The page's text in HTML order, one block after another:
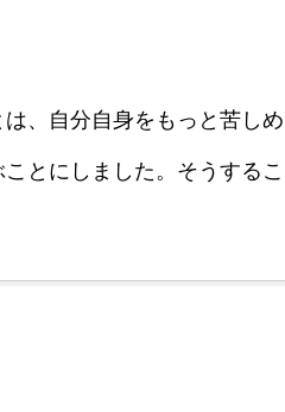
、自分自身をもっと苦しめ
とにしました。そうするこ